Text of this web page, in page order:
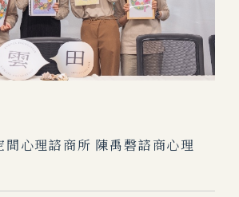
間心理諮商所 陳禹磬諮商心理